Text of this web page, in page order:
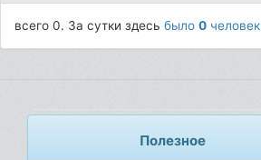
всего 0. За сутки здесьбыло0 человек
Полезное